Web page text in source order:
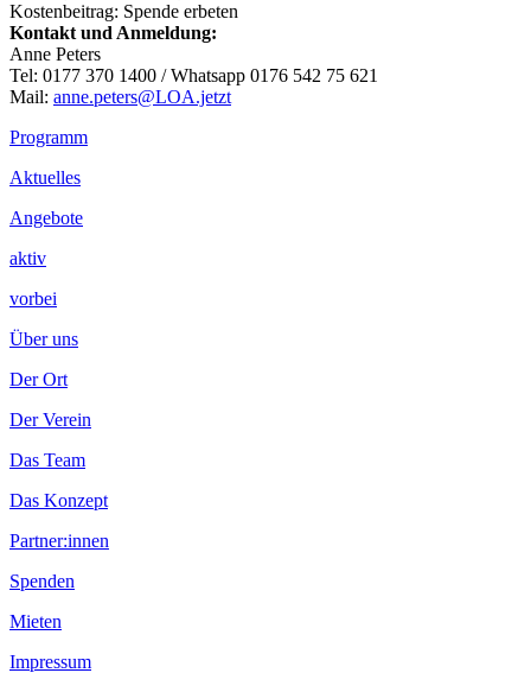
Kostenbeitrag: Spende erbeten
Kontakt und Anmeldung:
Anne Peters
Tel: 0177 370 1400 / Whatsapp 0176 542 75 621
Mail: anne.peters@LOA.jetzt
Footer
Inhalt
Programm
Aktuelles
Angebote
aktiv
vorbei
Über uns
Der Ort
Der Verein
Das Team
Das Konzept
Partner:innen
Spenden
Mieten
Impressum